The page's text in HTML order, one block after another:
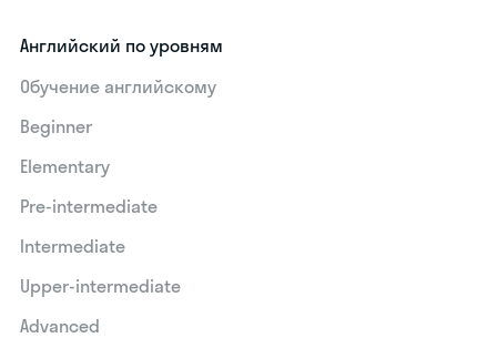
Английский по уровням
Обучение английскому
Beginner
Elementary
Pre-intermediate
Intermediate
Upper-intermediate
Advanced